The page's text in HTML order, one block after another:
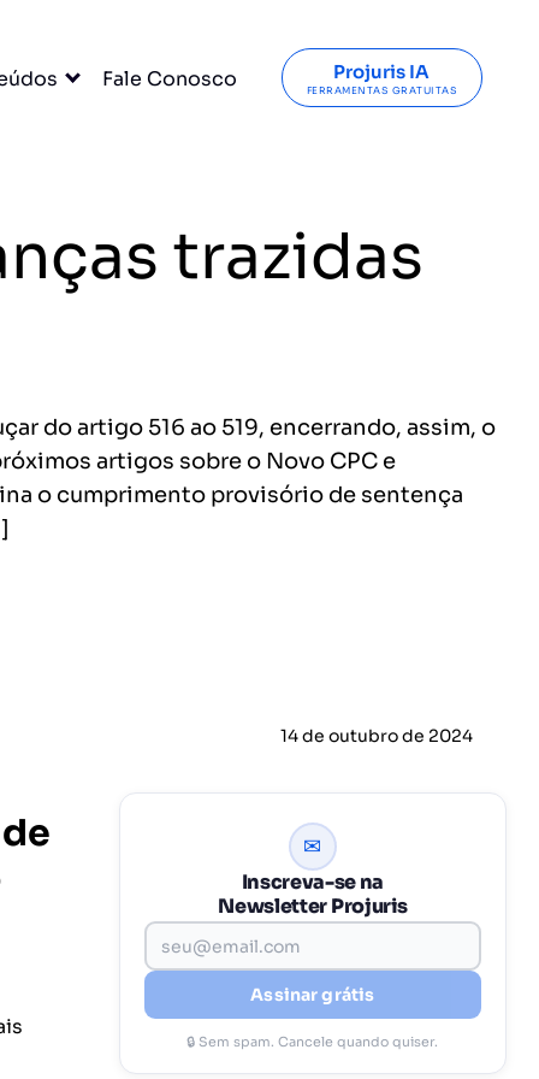
Fale Conosco Projuris IA
FERRAMENTAS GRATUITAS
trazidas
do artigo 516 ao 519, encerrando, assim, o
artigos sobre o Novo CPC e
o cumprimento provisório de sentença
14 de outubro de 2024
✉
Inscreva-se na
Newsletter Projuris
Assinar grátis
🔒 Sem spam. Cancele quando quiser.